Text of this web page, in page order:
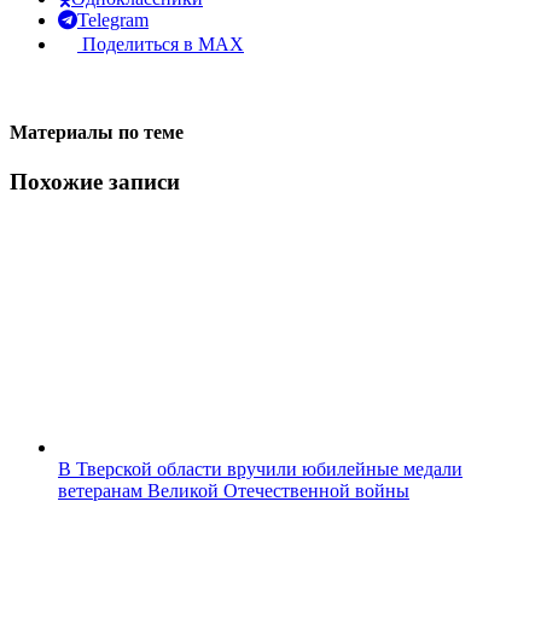
Telegram
Поделиться в MAX
Материалы по теме
Похожие записи
В Тверской области вручили юбилейные медали
ветеранам Великой Отечественной войны